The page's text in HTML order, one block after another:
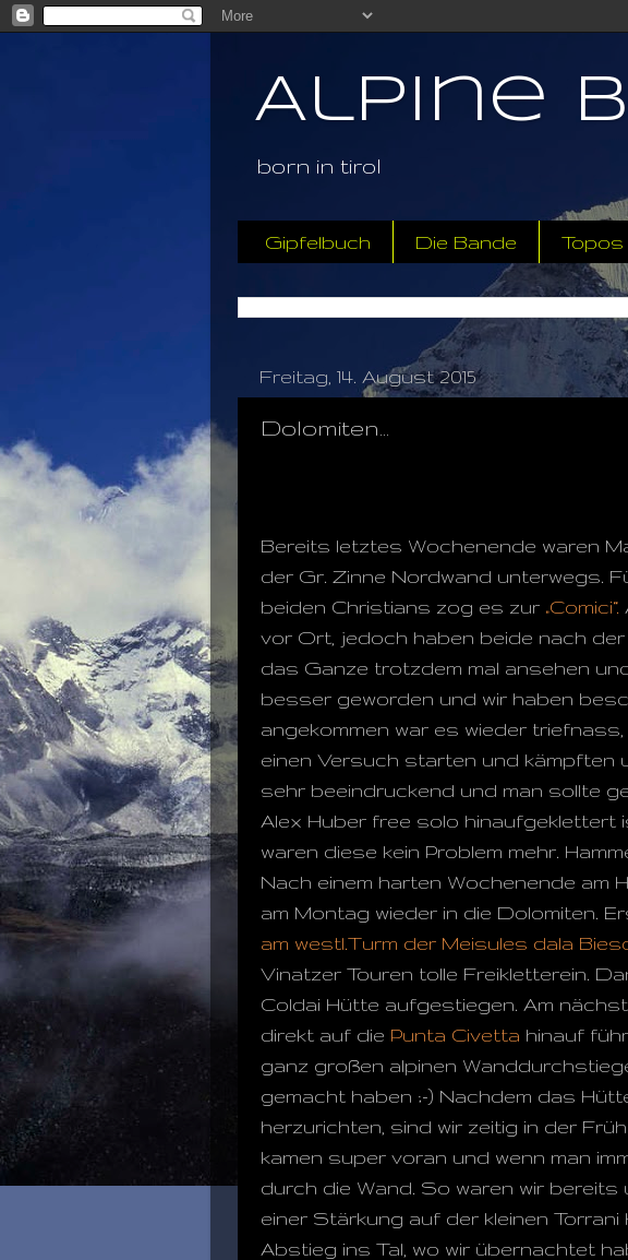
Alpine
born in tirol
Gipfelbuch Die Bande Topos
Freitag, 14. August 2015
Dolomiten...
Bereits letztes Wochenende waren
der Gr. Zinne Nordwand unterwegs.
beiden Christians zog es zur „Comici“.
vor Ort, jedoch haben beide nach der
das Ganze trotzdem mal ansehen
besser geworden und wir haben
angekommen war es wieder
einen Versuch starten und kämpften
sehr beeindruckend und man sollte
Alex Huber free solo hinaufgeklettert
waren diese kein Problem mehr.
Nach einem harten Wochenende am
am Montag wieder in die Dolomiten.
am westl.Turm der Meisules dala
Vinatzer Touren tolle Freikletterein.
Coldai Hütte aufgestiegen. Am
direkt auf die Punta Civetta hinauf
ganz großen alpinen
gemacht haben ;-) Nachdem das
herzurichten, sind wir zeitig in der
kamen super voran und wenn man
durch die Wand. So waren wir bereits
einer Stärkung auf der kleinen
Abstieg ins Tal, wo wir übernachtet